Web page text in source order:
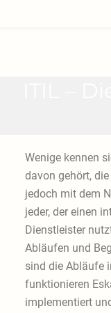
Wenige kennen
davon gehört,
jedoch mit dem
jeder, der einen
Dienstleister
Abläufen und
sind die Abläufe
funktionieren
implementiert